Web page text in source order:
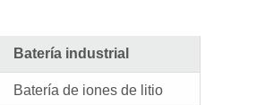
Batería industrial
Batería de iones de litio